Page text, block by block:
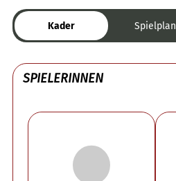
Kader Spielplan
SPIELERINNEN